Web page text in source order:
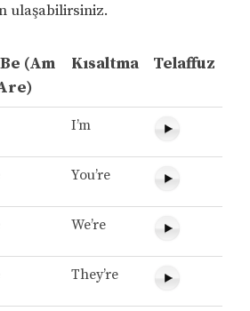
ulaşabilirsiniz.
(Am
Kısaltma Telaffuz
I’m
You’re
We’re
They’re